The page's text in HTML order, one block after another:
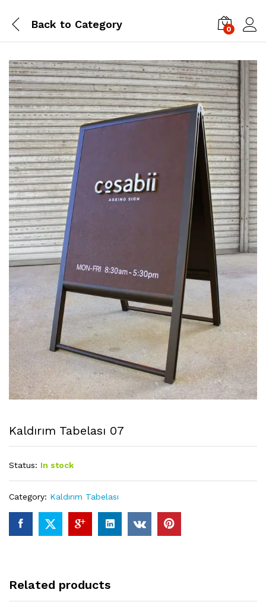
Back to Category 0
Kaldırım Tabelası 07
Status: In stock
Category: Kaldırım Tabelası
Related products